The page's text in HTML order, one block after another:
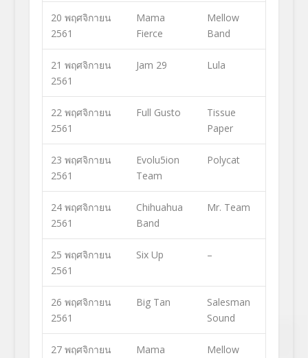
20 พฤศจิกายน
2561
Mama
Fierce
Mellow
Band
21 พฤศจิกายน
2561
Jam 29 Lula
22 พฤศจิกายน
2561
Full Gusto
Tissue
Paper
23 พฤศจิกายน
2561
Evolu5ion
Team
Polycat
24 พฤศจิกายน
2561
Chihuahua
Band
Mr. Team
25 พฤศจิกายน
2561
Six Up –
26 พฤศจิกายน
2561
Big Tan
Salesman
Sound
27 พฤศจิกายน
Mama
Mellow